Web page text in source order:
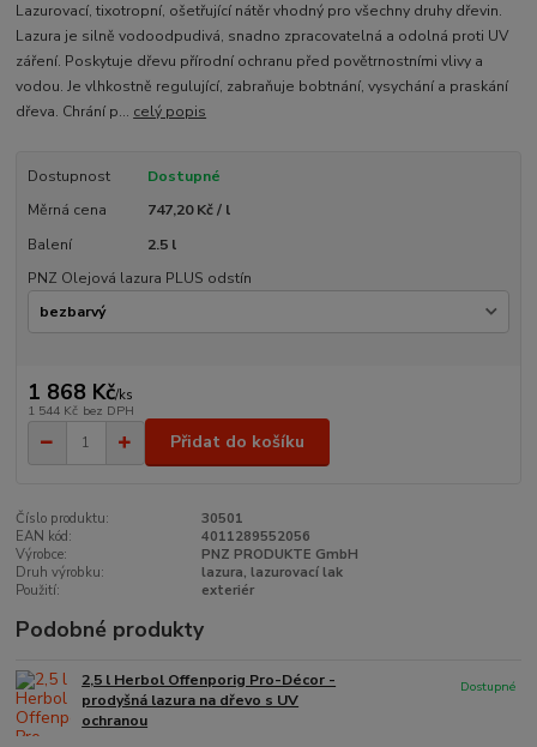
Lazurovací, tixotropní, ošetřující nátěr vhodný pro všechny druhy dřevin.
Lazura je silně vodoodpudivá, snadno zpracovatelná a odolná proti UV
záření. Poskytuje dřevu přírodní ochranu před povětrnostními vlivy a
vodou. Je vlhkostně regulující, zabraňuje bobtnání, vysychání a praskání
dřeva. Chrání p... celý popis
Dostupnost
Dostupné
Měrná cena
747,20 Kč / l
Balení
2.5 l
PNZ Olejová lazura PLUS odstín
1 868 Kč/ks
1 544 Kč bez DPH
Přidat do košíku
Číslo produktu:
30501
EAN kód:
4011289552056
Výrobce:
PNZ PRODUKTE GmbH
Druh výrobku:
lazura, lazurovací lak
Použití:
exteriér
Podobné produkty
2,5 l Herbol Offenporig Pro-Décor -
prodyšná lazura na dřevo s UV
ochranou
Dostupné